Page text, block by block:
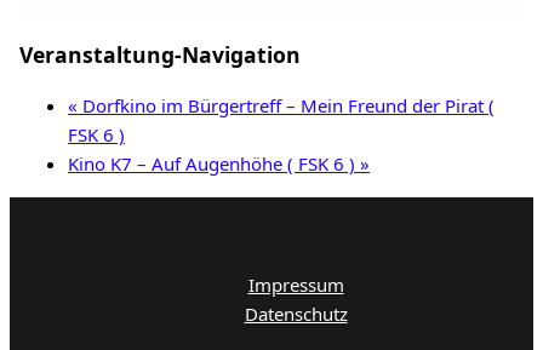
Veranstaltung-Navigation
« Dorfkino im Bürgertreff – Mein Freund der Pirat (
FSK 6 )
Kino K7 – Auf Augenhöhe ( FSK 6 )»
Impressum
Datenschutz